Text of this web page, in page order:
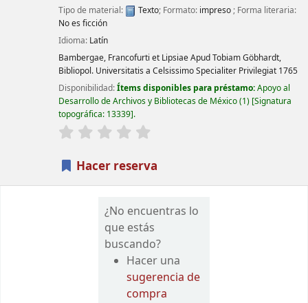
Tipo de material:
Texto; Formato: impreso; Forma literaria:
No es ficción
Idioma: Latín
Bambergae, Francofurti et LipsiaeApud Tobiam Göbhardt,
Bibliopol. Universitatis a Celsissimo Specialiter Privilegiat 1765
Disponibilidad:Ítems disponibles para préstamo:Apoyo al
Desarrollo de Archivos y Bibliotecas de México(1) Signatura
topográfica: 13339 .
valoración
Hacer reserva
¿No encuentras lo
que estás
buscando?
Hacer una
sugerencia de
compra